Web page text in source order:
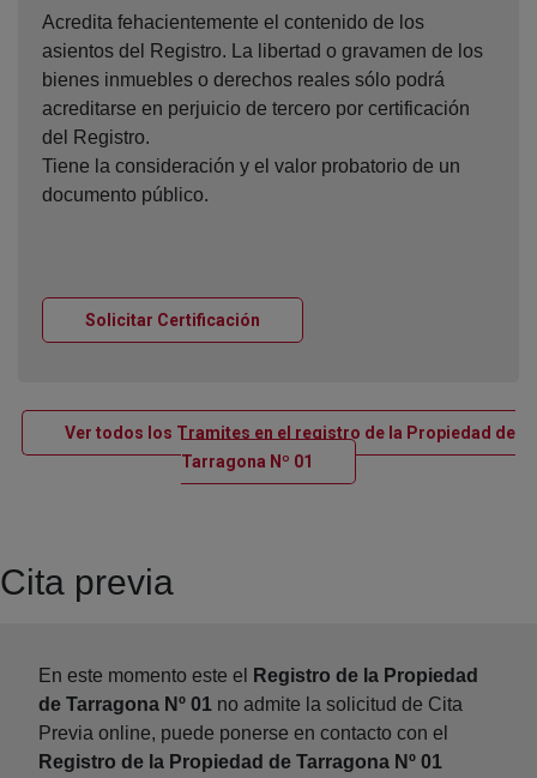
Acredita fehacientemente el contenido de los
asientos del Registro. La libertad o gravamen de los
bienes inmuebles o derechos reales sólo podrá
acreditarse en perjuicio de tercero por certificación
del Registro.
Tiene la consideración y el valor probatorio de un
documento público.
Solicitar Certificación
Ver todos los Tramites en el registro de la Propiedad de
Tarragona Nº 01
Ventana nueva
Cita previa
En este momento este el
Registro de la Propiedad
de Tarragona Nº 01 no admite la solicitud de Cita
Previa online, puede ponerse en contacto con el
Registro de la Propiedad de Tarragona Nº 01